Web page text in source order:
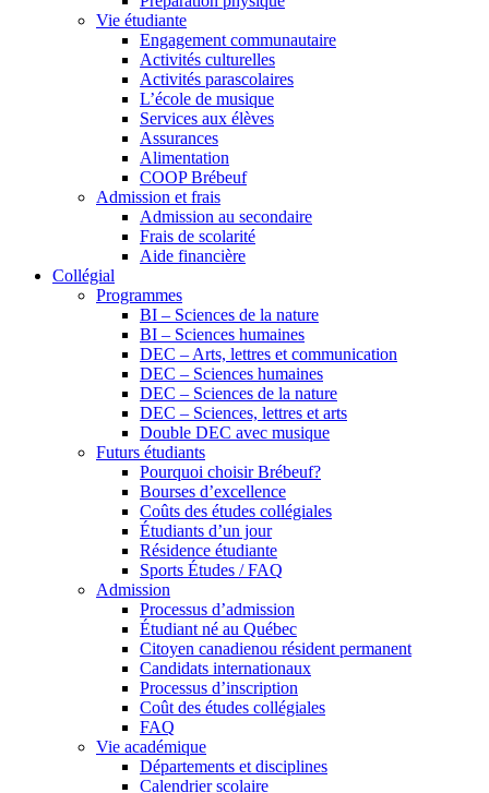
Vie étudiante
Engagement communautaire
Activités culturelles
Activités parascolaires
L’école de musique
Services aux élèves
Assurances
Alimentation
COOP Brébeuf
Admission et frais
Admission au secondaire
Frais de scolarité
Aide financière
Collégial
Programmes
BI – Sciences de la nature
BI – Sciences humaines
DEC – Arts, lettres et communication
DEC – Sciences humaines
DEC – Sciences de la nature
DEC – Sciences, lettres et arts
Double DEC avec musique
Futurs étudiants
Pourquoi choisir Brébeuf?
Bourses d’excellence
Coûts des études collégiales
Étudiants d’un jour
Résidence étudiante
Sports Études / FAQ
Admission
Processus d’admission
Étudiant né au Québec
Citoyen canadienou résident permanent
Candidats internationaux
Processus d’inscription
Coût des études collégiales
FAQ
Vie académique
Départements et disciplines
Calendrier scolaire